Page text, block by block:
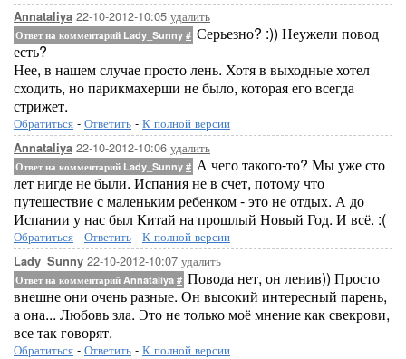
Annataliya 22-10-2012-10:05 удалить
Ответ на комментарий Lady_Sunny # Серьезно? :)) Неужели повод
есть?
Нее, в нашем случае просто лень. Хотя в выходные хотел
сходить, но парикмахерши не было, которая его всегда
стрижет.
Обратиться - Ответить - К полной версии
Annataliya 22-10-2012-10:06 удалить
Ответ на комментарий Lady_Sunny # А чего такого-то? Мы уже сто
лет нигде не были. Испания не в счет, потому что
путешествие с маленьким ребенком - это не отдых. А до
Испании у нас был Китай на прошлый Новый Год. И всё. :(
Обратиться - Ответить - К полной версии
Lady_Sunny 22-10-2012-10:07 удалить
Ответ на комментарий Annataliya # Повода нет, он ленив)) Просто
внешне они очень разные. Он высокий интересный парень,
а она... Любовь зла. Это не только моё мнение как свекрови,
все так говорят.
Обратиться - Ответить - К полной версии